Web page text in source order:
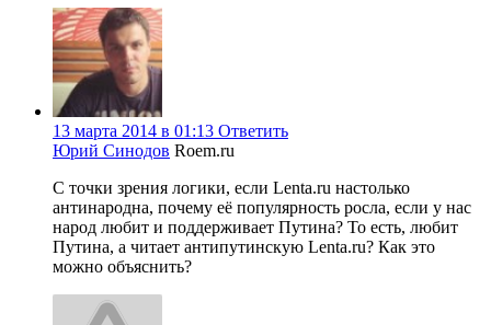
13 марта 2014 в 01:13 Ответить
Юрий Синодов Roem.ru
С точки зрения логики, если Lenta.ru настолько
антинародна, почему её популярность росла, если у нас
народ любит и поддерживает Путина? То есть, любит
Путина, а читает антипутинскую Lenta.ru? Как это
можно объяснить?